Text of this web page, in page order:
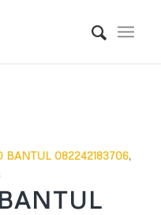
BANTUL 082242183706,